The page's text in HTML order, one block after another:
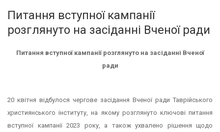
Питання вступної кампанії
розглянуто на засіданні Вченої ради
Питання вступної кампанії розглянуто на засіданні Вченої
ради
20 квітня відбулося чергове засідання Вченої ради Таврійського
християнського інституту, на якому розглянуто ключові питання
вступної кампанії 2023 року, а також ухвалено рішення щодо